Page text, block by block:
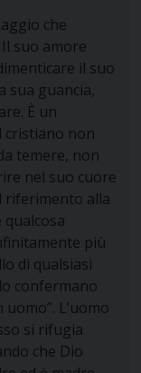
che
suo amore
il suo
sua guancia,
È un
cristiano non
temere, non
nel suo cuore
riferimento alla
più
di qualsiasi
confermano
L’uomo
si rifugia
che Dio